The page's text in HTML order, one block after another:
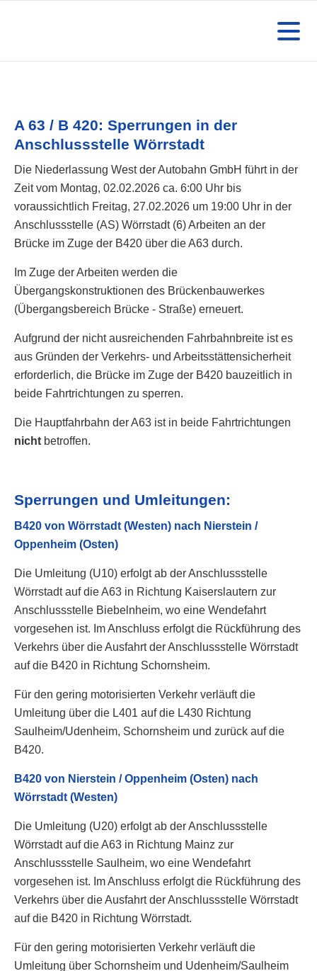
A 63 / B 420: Sperrungen in der
Anschlussstelle Wörrstadt
Die Niederlassung West der Autobahn GmbH führt in der
Zeit vom Montag, 02.02.2026 ca. 6:00 Uhr bis
voraussichtlich Freitag, 27.02.2026 um 19:00 Uhr in der
Anschlussstelle (AS) Wörrstadt (6) Arbeiten an der
Brücke im Zuge der B420 über die A63 durch.
Im Zuge der Arbeiten werden die
Übergangskonstruktionen des Brückenbauwerkes
(Übergangsbereich Brücke - Straße) erneuert.
Aufgrund der nicht ausreichenden Fahrbahnbreite ist es
aus Gründen der Verkehrs- und Arbeitsstättensicherheit
erforderlich, die Brücke im Zuge der B420 bauzeitlich in
beide Fahrtrichtungen zu sperren.
Die Hauptfahrbahn der A63 ist in beide Fahrtrichtungen
nicht betroffen.
Sperrungen und Umleitungen:
B420 von Wörrstadt (Westen) nach Nierstein /
Oppenheim (Osten)
Die Umleitung (U10) erfolgt ab der Anschlussstelle
Wörrstadt auf die A63 in Richtung Kaiserslautern zur
Anschlussstelle Biebelnheim, wo eine Wendefahrt
vorgesehen ist. Im Anschluss erfolgt die Rückführung des
Verkehrs über die Ausfahrt der Anschlussstelle Wörrstadt
auf die B420 in Richtung Schornsheim.
Für den gering motorisierten Verkehr verläuft die
Umleitung über die L401 auf die L430 Richtung
Saulheim/Udenheim, Schornsheim und zurück auf die
B420.
B420 von Nierstein / Oppenheim (Osten) nach
Wörrstadt (Westen)
Die Umleitung (U20) erfolgt ab der Anschlussstelle
Wörrstadt auf die A63 in Richtung Mainz zur
Anschlussstelle Saulheim, wo eine Wendefahrt
vorgesehen ist. Im Anschluss erfolgt die Rückführung des
Verkehrs über die Ausfahrt der Anschlussstelle Wörrstadt
auf die B420 in Richtung Wörrstadt.
Für den gering motorisierten Verkehr verläuft die
Umleitung über Schornsheim und Udenheim/Saulheim